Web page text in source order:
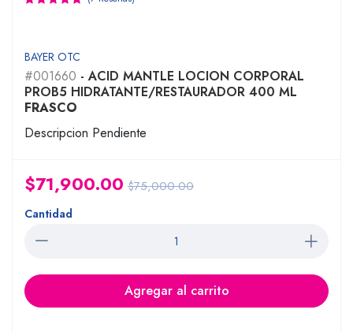
BAYER OTC
#001660 - ACID MANTLE LOCION CORPORAL
PROB5 HIDRATANTE/RESTAURADOR 400 ML
FRASCO
Descripcion Pendiente
$71,900.00 $75,000.00
Cantidad
Agregar al carrito